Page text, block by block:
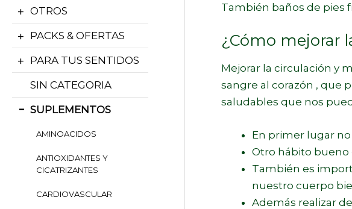
OTROS
PACKS & OFERTAS
PARA TUS SENTIDOS
SIN CATEGORIA
SUPLEMENTOS
AMINOACIDOS
ANTIOXIDANTES Y
CICATRIZANTES
CARDIOVASCULAR
También baños de pies
¿Cómo mejorar
Mejorar la circulación y
sangre al corazón , que
saludables que nos
En primer lugar
Otro hábito bueno
También es
nuestro cuerpo
Además realizar